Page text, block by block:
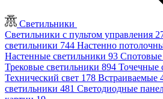
Светильники
Светильники с пультом управления
светильники 744 Настенно
Настенные светильники 93 Спотовые
Трековые светильники 894 Точечные
Технический свет 178 Встраиваемые
светильники 481 Светодиодные